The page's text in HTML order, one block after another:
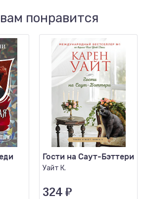
понравится
Гости на Саут-Бэттери
Уайт К.
324 ₽